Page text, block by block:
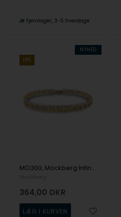
Fjernlager 3-5 hverdage
NYHED
19%
MO300, Mockberg Infinity Bracelet Armbånd
364,00 DKR